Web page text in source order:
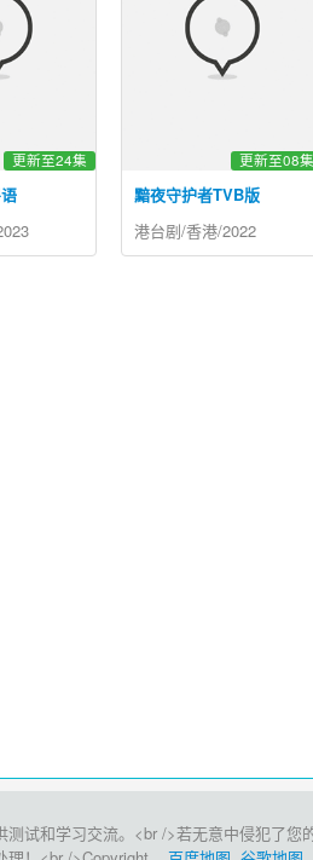
更新至24集
黯夜守护者TVB版
更新至08集
港台剧/香港/2022
试和学习交流。<br />若无意中侵犯了